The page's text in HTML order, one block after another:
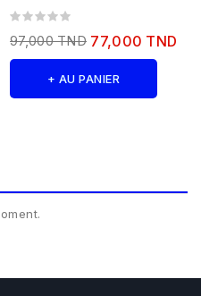
ANTIAGE 30ML
97,000 TND 77,000 TND
+ AU PANIER